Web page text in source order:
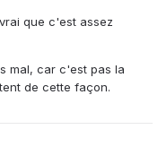
que c'est assez
mal, car c'est pas la
de cette façon.